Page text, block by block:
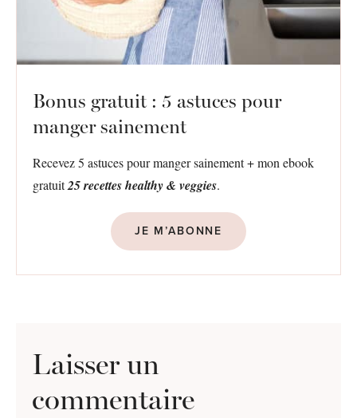
Bonus gratuit : 5 astuces pour
manger sainement
Recevez 5 astuces pour manger sainement + mon ebook
gratuit25 recettes healthy & veggies.
JE M’ABONNE
Laisser un
commentaire